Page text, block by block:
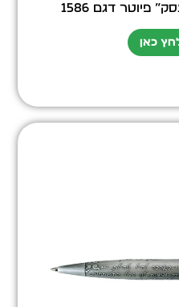
דגם 1586
כאן